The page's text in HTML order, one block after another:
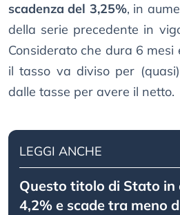
scadenza del 3,25%, in
della serie precedente in
Considerato che dura 6
il tasso va diviso per
dalle tasse per avere il netto.
LEGGI ANCHE
Questo titolo di Stato in
4,2% e scade tra meno